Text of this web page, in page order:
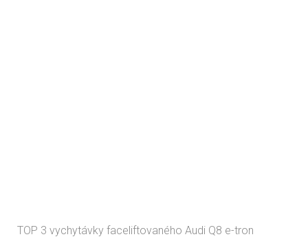
TOP 3 vychytávky faceliftovaného Audi Q8 e-tron